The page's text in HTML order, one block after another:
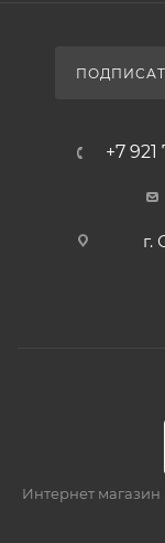
+7
г.
Интернет